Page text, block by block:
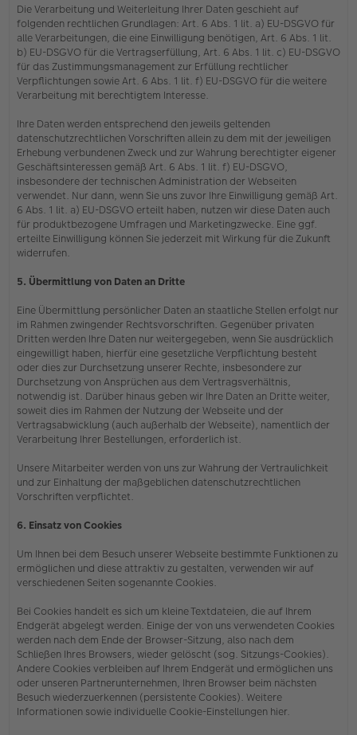
Die Verarbeitung und Weiterleitung Ihrer Daten geschieht auf
folgenden rechtlichen Grundlagen: Art. 6 Abs. 1 lit. a) EU-DSGVO für
alle Verarbeitungen, die eine Einwilligung benötigen, Art. 6 Abs. 1 lit.
b) EU-DSGVO für die Vertragserfüllung, Art. 6 Abs. 1 lit. c) EU-DSGVO
für das Zustimmungsmanagement zur Erfüllung rechtlicher
Verpflichtungen sowie Art. 6 Abs. 1 lit. f) EU-DSGVO für die weitere
Verarbeitung mit berechtigtem Interesse.
Ihre Daten werden entsprechend den jeweils geltenden
datenschutzrechtlichen Vorschriften allein zu dem mit der jeweiligen
Erhebung verbundenen Zweck und zur Wahrung berechtigter eigener
Geschäftsinteressen gemäß Art. 6 Abs. 1 lit. f) EU-DSGVO,
insbesondere der technischen Administration der Webseiten
verwendet. Nur dann, wenn Sie uns zuvor Ihre Einwilligung gemäß Art.
6 Abs. 1 lit. a) EU-DSGVO erteilt haben, nutzen wir diese Daten auch
für produktbezogene Umfragen und Marketingzwecke. Eine ggf.
erteilte Einwilligung können Sie jederzeit mit Wirkung für die Zukunft
widerrufen.
5. Übermittlung von Daten an Dritte
Eine Übermittlung persönlicher Daten an staatliche Stellen erfolgt nur
im Rahmen zwingender Rechtsvorschriften. Gegenüber privaten
Dritten werden Ihre Daten nur weitergegeben, wenn Sie ausdrücklich
eingewilligt haben, hierfür eine gesetzliche Verpflichtung besteht
oder dies zur Durchsetzung unserer Rechte, insbesondere zur
Durchsetzung von Ansprüchen aus dem Vertragsverhältnis,
notwendig ist. Darüber hinaus geben wir Ihre Daten an Dritte weiter,
soweit dies im Rahmen der Nutzung der Webseite und der
Vertragsabwicklung (auch außerhalb der Webseite), namentlich der
Verarbeitung Ihrer Bestellungen, erforderlich ist.
Unsere Mitarbeiter werden von uns zur Wahrung der Vertraulichkeit
und zur Einhaltung der maßgeblichen datenschutzrechtlichen
Vorschriften verpflichtet.
6. Einsatz von Cookies
Um Ihnen bei dem Besuch unserer Webseite bestimmte Funktionen zu
ermöglichen und diese attraktiv zu gestalten, verwenden wir auf
verschiedenen Seiten sogenannte Cookies.
Bei Cookies handelt es sich um kleine Textdateien, die auf Ihrem
Endgerät abgelegt werden. Einige der von uns verwendeten Cookies
werden nach dem Ende der Browser-Sitzung, also nach dem
Schließen Ihres Browsers, wieder gelöscht (sog. Sitzungs-Cookies).
Andere Cookies verbleiben auf Ihrem Endgerät und ermöglichen uns
oder unseren Partnerunternehmen, Ihren Browser beim nächsten
Besuch wiederzuerkennen (persistente Cookies). Weitere
Informationen sowie individuelle Cookie-Einstellungen hier.